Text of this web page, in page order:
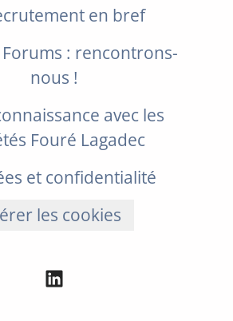
en bref
Forums : rencontrons-
nous !
avec les
Fouré Lagadec
et confidentialité
les cookies